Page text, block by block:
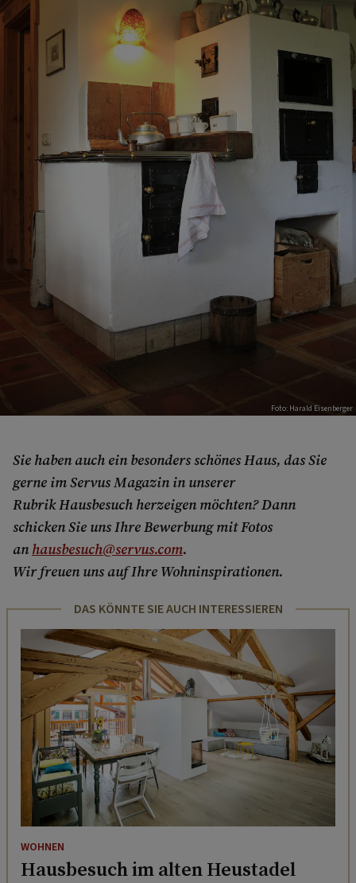
Foto: Harald Eisenberger
Sie haben auch ein besonders schönes Haus, das Sie
gerne im Servus Magazin in unserer
Rubrik Hausbesuch herzeigen möchten? Dann
schicken Sie uns Ihre Bewerbung mit Fotos
anhausbesuch@servus.com.
Wir freuen uns auf Ihre Wohninspirationen.
DAS KÖNNTE SIE AUCH INTERESSIEREN
WOHNEN
Hausbesuch im alten Heustadel